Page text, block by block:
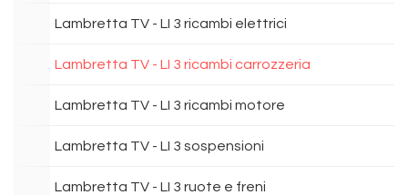
Lambretta TV - LI 3 ricambi elettrici
Lambretta TV - LI 3 ricambi carrozzeria
Lambretta TV - LI 3 ricambi motore
Lambretta TV - LI 3 sospensioni
Lambretta TV - LI 3 ruote e freni